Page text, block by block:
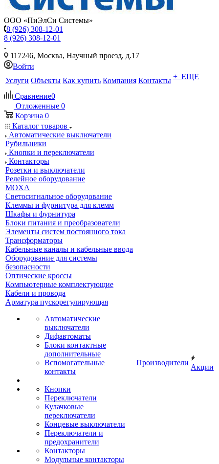
ООО «ПиЭлСи Системы»
8 (926) 308-12-01
8 (926) 308-12-01
117246, Москва, Научный проезд, д.17
Войти
Услуги Объекты Как купить Компания Контакты + ЕЩЕ
Сравнение0
Отложенные 0
Корзина 0
Каталог товаров
Автоматические выключатели
Рубильники
Кнопки и переключатели
Контакторы
Розетки и выключатели
Релейное оборудование
MOXA
Светосигнальное оборудование
Клеммы и фурнитура для клемм
Шкафы и фурнитура
Блоки питания и преобразователи
Элементы систем постоянного тока
Трансформаторы
Кабельные каналы и кабельные ввода
Оборудование для системы
безопасности
Оптические кроссы
Компьютерные комплектующие
Кабели и провода
Арматура пускорегулирующая
Автоматические
выключатели
Дифавтоматы
Блоки контактные
дополнительные
Вспомогательные
контакты
Кнопки
Переключатели
Кулачковые
переключатели
Концевые выключатели
Переключатели и
предохранители
Контакторы
Модульные контакторы
Производители
Акции